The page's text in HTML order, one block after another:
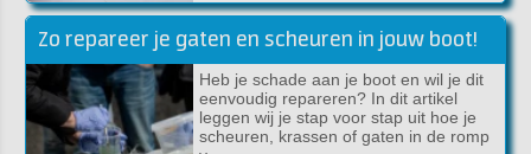
Zo repareer je gaten en scheuren in jouw boot!
Heb je schade aan je boot en wil je dit
eenvoudig repareren? In dit artikel
leggen wij je stap voor stap uit hoe je
scheuren, krassen of gaten in de romp